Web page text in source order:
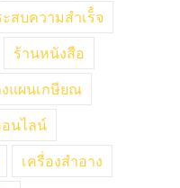
ะสบความสำเร็๋จ
ร้านหนังสือ
งแผนเกษียณ
นไลน์
เครื่องสำอาง